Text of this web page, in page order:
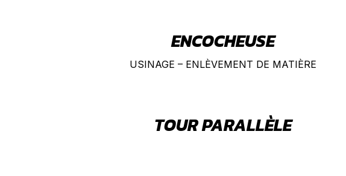
ENCOCHEUSE
USINAGE – ENLÈVEMENT DE MATIÈRE
TOUR PARALLÈLE